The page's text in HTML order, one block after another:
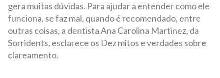
gera muitas dúvidas. Para ajudar a entender como ele
funciona, se faz mal, quando é recomendado, entre
outras coisas, a dentista Ana Carolina Martinez, da
Sorridents, esclarece os Dez mitos e verdades sobre
clareamento.